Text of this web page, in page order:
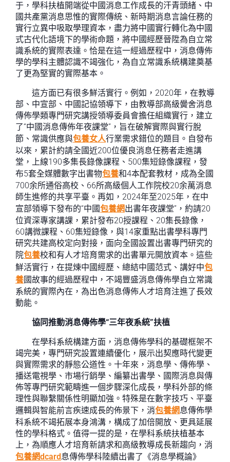
于，學科扶植開端從中國消息工作成長的汗青頭緒、中
國共產黨消息思惟的實際傳統、新時期消息言論任務的
實行立異中吸取學理資本，盡力將中國實行轉化為中國
式古代化語境下的學術命題，將中國經歷晉陞為自立常
識系統的實際表達。恰是在這一經過歷程中，消息傳佈
學的學科主體認識不竭強化，為自立常識系統構建奠基
了更為堅實的實際基本。
這方面已有很多鮮活實行。例如，2020年，在教導
部、中宣部、中國記協領導下，由教導部高級黌舍消息
傳佈學類專門研究講授領導委員會擔任組織實行，建立
了“中國消息傳佈年夜課堂”，旨在破解實際與實行脫
節、常識供應與包養女人行業需求錯位的題目。自發布
以來，累計約請全國近200位優良消息任務者走進講
堂，上線190多集長錄像課程、500集短錄像課程，發
布5套全媒體數字出書物包養和4本配套教材，成為全國
700余所通俗高校、66所高級個人工作院校20余萬消息
師生進修的共享平臺。再如，2024年至2025年，在中
宣部領導下發布的“中國包養網出書年夜課堂”，約請20
位資深專家講課，累計發布20授課程、20集長錄像，
60講微課程、60集短錄像，與14家重點出書學科專門
研究共建高校定向對接，面向全國設置出書專門研究的
院包養校和有人才培育需求的出書單元開放資本。這些
鮮活實行，在提煉中國經歷、總結中國范式、講好中包
養國故事的經過歷程中，不竭豐盛消息傳佈學自立常識
系統的實際內在，為出色消息傳佈人才培育注進了長效
動能。
協同推動消息傳佈學“三年夜系統”扶植
在學科系統構建方面，消息傳佈學科的基礎框架不
竭完美，專門研究設置連續優化，展示出契應時代變更
與實際需求的靜態公道性。十年來，消息學、傳佈學、
播送電視學、市場行銷學、編纂出書學、國際消息與傳
佈等專門研究範疇進一個步驟深化成長，學科外部的條
理性與聯繫關係性明顯加強。特殊是在數字技巧、平臺
邏輯與智能前言疾速成長的佈景下，消包養網息傳佈學
科系統不竭拓展本身鴻溝，構成了加倍開放、更具延展
性的學科格式。值得一提的是，在學科系統扶植基本
上，為順應人才培育新請求和高級教導成長新趨向，消
包養網dcard息傳佈學科陸續出書了《消息學概論》